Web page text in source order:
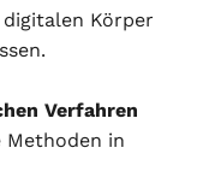
Körper
Verfahren
Methoden in